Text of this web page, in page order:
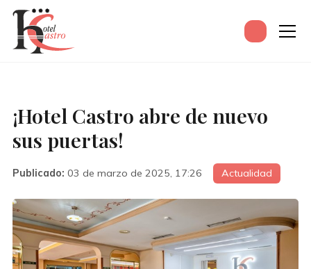
¡Hotel Castro abre de nuevo
sus puertas!
Publicado: 03 de marzo de 2025, 17:26 Actualidad